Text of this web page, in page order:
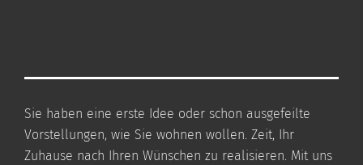
Sie haben eine erste Idee oder schon ausgefeilte
Vorstellungen, wie Sie wohnen wollen. Zeit, Ihr
Zuhause nach Ihren Wünschen zu realisieren. Mit uns